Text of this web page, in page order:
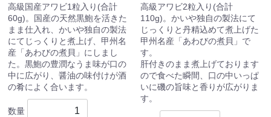
高級国産アワビ1粒入り(合計
60g)。国産の天然黒鮑を活きた
まま仕入れ、かいや独自の製法
にてじっくりと煮上げ、甲州名
産「あわびの煮貝」にしまし
た。黒鮑の豊潤なうま味が口の
中に広がり、醤油の味付けが酒
の肴によく合います。
数量
高級アワビ2粒入り(合計
110g)。かいや独自の製法にて
じっくりと丹精込めて煮上げた
甲州名産「あわびの煮貝」で
す。
肝付きのまま煮上げております
ので食べた瞬間、口の中いっぱ
いに磯の旨味と香りが広がりま
す。